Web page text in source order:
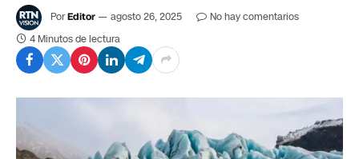
PorEditor agosto 26, 2025
No hay comentarios
4 Minutos de lectura